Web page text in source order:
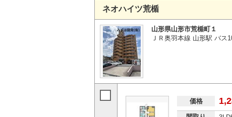
ネオハイツ荒楯
山形県山形市荒楯町１
ＪＲ奥羽本線 山形駅 バス
価格